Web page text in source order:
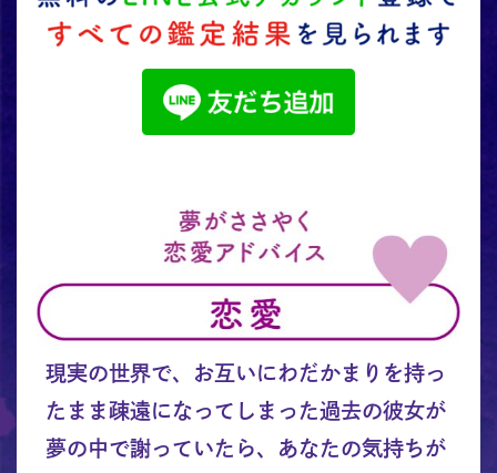
現実の世界で、お互いにわだかまりを持っ
たまま疎遠になってしまった過去の彼女が
夢の中で謝っていたら、あなたの気持ちが